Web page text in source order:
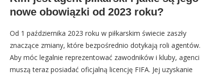
nowe obowiązki od 2023 roku?
Od 1 października 2023 roku w piłkarskim świecie zaszły
znaczące zmiany, które bezpośrednio dotykają roli agentów.
Aby móc legalnie reprezentować zawodników i kluby, agenci
muszą teraz posiadać oficjalną licencję FIFA. Jej uzyskanie